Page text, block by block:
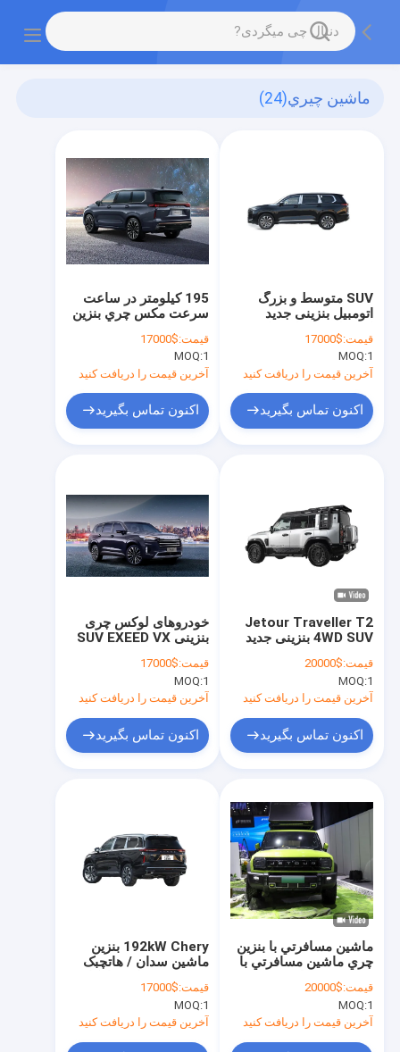
ماشين چيري(24)
195 کيلومتر در ساعت
سرعت مكس چري بنزين
EXEED VX
قیمت:$17000
MOQ:1
آخرین قیمت را دریافت کنید
اکنون تماس بگیرید
SUV متوسط و بزرگ
اتومبیل بنزینی جدید
Exeed VX SUV
قیمت:$17000
MOQ:1
آخرین قیمت را دریافت کنید
اکنون تماس بگیرید
خودروهای لوکس چری
بنزینی SUV EXEED VX
کنندگان دقیق
قیمت:$17000
MOQ:1
آخرین قیمت را دریافت کنید
اکنون تماس بگیرید
Jetour Traveller T2
4WD SUV بنزینی جدید
قیمت:$20000
MOQ:1
آخرین قیمت را دریافت کنید
اکنون تماس بگیرید
192kW Chery بنزین
ماشین سدان / هاتچبک
هیبریدی
قیمت:$17000
MOQ:1
آخرین قیمت را دریافت کنید
ماشين مسافرتي با بنزين
چري ماشين مسافرتي با
مسافرتي با بنزين
قیمت:$20000
MOQ:1
آخرین قیمت را دریافت کنید